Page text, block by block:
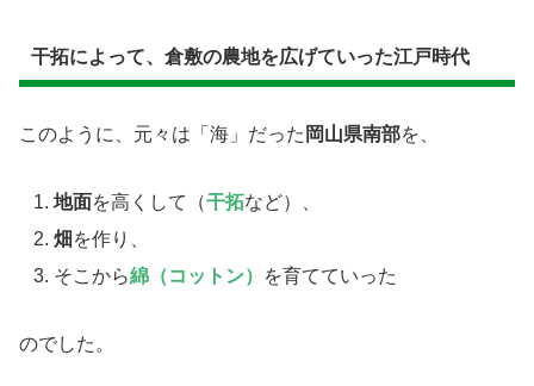
干拓によって、倉敷の農地を広げていった江戸時代
このように、元々は「海」だった 岡山県南部を、
地面を高くして（干拓など）、
畑 を作り、
そこから綿（コットン） を育てていった
のでした。